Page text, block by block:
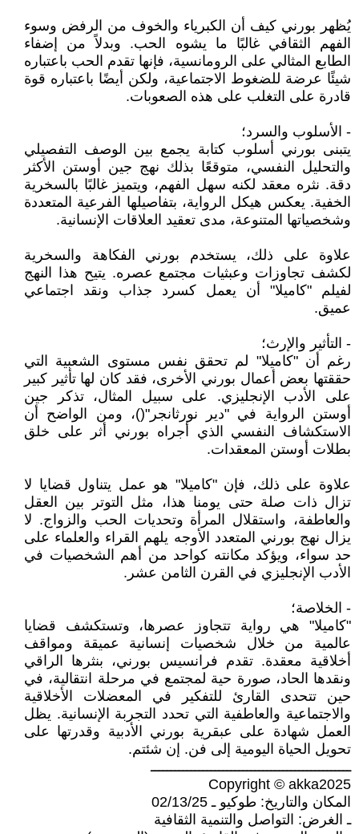
يُظهر بورني كيف أن الكبرياء والخوف من الرفض وسوء
الفهم الثقافي غالبًا ما يشوه الحب. وبدلاً من إضفاء
الطابع المثالي على الرومانسية، فإنها تقدم الحب باعتباره
شيئًا عرضة للضغوط الاجتماعية، ولكن أيضًا باعتباره قوة
قادرة على التغلب على هذه الصعوبات.
- الأسلوب والسرد؛
يتبنى بورني أسلوب كتابة يجمع بين الوصف التفصيلي
والتحليل النفسي، متوقعًا بذلك نهج جين أوستن الأكثر
دقة. نثره معقد لكنه سهل الفهم، ويتميز غالبًا بالسخرية
الخفية. يعكس هيكل الرواية، بتفاصيلها الفرعية المتعددة
وشخصياتها المتنوعة، مدى تعقيد العلاقات الإنسانية.
علاوة على ذلك، يستخدم بورني الفكاهة والسخرية
لكشف تجاوزات وعبثيات مجتمع عصره. يتيح هذا النهج
لفيلم "كاميلا" أن يعمل كسرد جذاب ونقد اجتماعي
عميق.
- التأثير والإرث؛
رغم أن "كاميلا" لم تحقق نفس مستوى الشعبية التي
حققتها بعض أعمال بورني الأخرى، فقد كان لها تأثير كبير
على الأدب الإنجليزي. على سبيل المثال، تذكر جين
أوستن الرواية في "دير نورثانجر"()، ومن الواضح أن
الاستكشاف النفسي الذي أجراه بورني أثر على خلق
بطلات أوستن المعقدات.
علاوة على ذلك، فإن "كاميلا" هو عمل يتناول قضايا لا
تزال ذات صلة حتى يومنا هذا، مثل التوتر بين العقل
والعاطفة، واستقلال المرأة وتحديات الحب والزواج. لا
يزال نهج بورني المتعدد الأوجه يلهم القراء والعلماء على
حد سواء، ويؤكد مكانته كواحد من أهم الشخصيات في
الأدب الإنجليزي في القرن الثامن عشر.
- الخلاصة؛
"كاميلا" هي رواية تتجاوز عصرها، وتستكشف قضايا
عالمية من خلال شخصيات إنسانية عميقة ومواقف
أخلاقية معقدة. تقدم فرانسيس بورني، بنثرها الراقي
ونقدها الحاد، صورة حية لمجتمع في مرحلة انتقالية، في
حين تتحدى القارئ للتفكير في المعضلات الأخلاقية
والاجتماعية والعاطفية التي تحدد التجربة الإنسانية. يظل
العمل شهادة على عبقرية بورني الأدبية وقدرتها على
تحويل الحياة اليومية إلى فن. إن شئتم.
ــــــــــــــــــــــــــــــــــــــــــــــــــ
Copyright © akka2025
المكان والتاريخ: طوكيو ـ 02/13/25
ـ الغرض: التواصل والتنمية الثقافية